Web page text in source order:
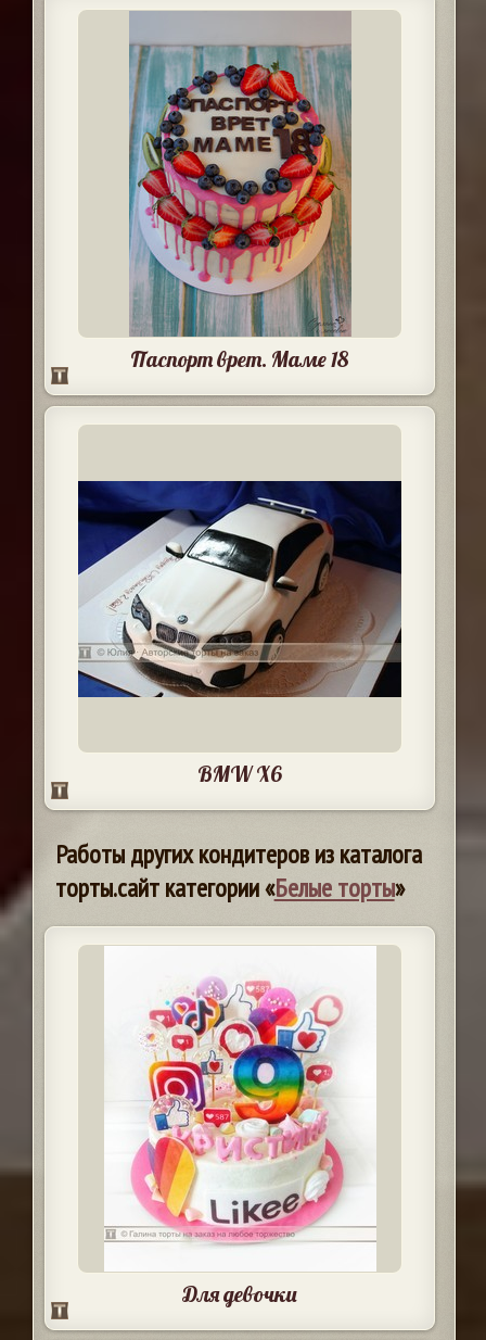
Паспорт врет. Маме 18
BMW X6
Работы других кондитеров из каталога
торты.сайт категории «Белые торты»
Для девочки